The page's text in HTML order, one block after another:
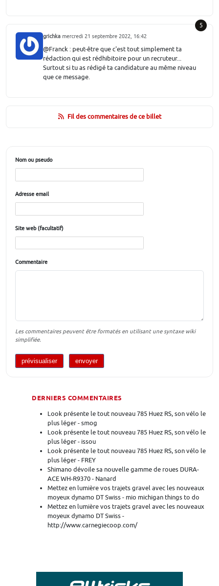
5
grichka mercredi 21 septembre 2022, 16:42
@Franck : peut-être que c'est tout simplement ta
rédaction qui est rédhibitoire pour un recruteur...
Surtout si tu as rédigé ta candidature au même niveau
que ce message.
Fil des commentaires de ce billet
Nom ou pseudo
Adresse email
Site web (facultatif)
Commentaire
Les commentaires peuvent être formatés en utilisant une syntaxe wiki
simplifiée.
DERNIERS COMMENTAIRES
Look présente le tout nouveau 785 Huez RS, son vélo le
plus léger - smog
Look présente le tout nouveau 785 Huez RS, son vélo le
plus léger - issou
Look présente le tout nouveau 785 Huez RS, son vélo le
plus léger - FREY
Shimano dévoile sa nouvelle gamme de roues DURA-
ACE WH-R9370 - Nanard
Mettez en lumière vos trajets gravel avec les nouveaux
moyeux dynamo DT Swiss - mio michigan things to do
Mettez en lumière vos trajets gravel avec les nouveaux
moyeux dynamo DT Swiss -
http://www.carnegiecoop.com/